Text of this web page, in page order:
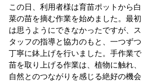
この日、利用者様は育苗ポットから白
菜の苗を摘む作業を始めました。最初
は思うようにできなかったですが、ス
タッフの指導と協力のもと、一つずつ
丁寧に鉢上げを行いました。手作業で
苗を取り上げる作業は、植物に触れ、
自然とのつながりを感じる絶好の機会